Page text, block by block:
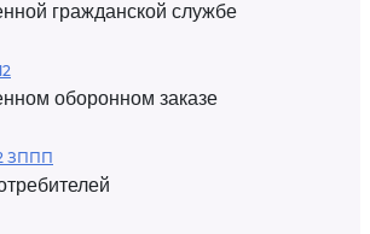
гражданской службе
оборонном заказе
ЗППП